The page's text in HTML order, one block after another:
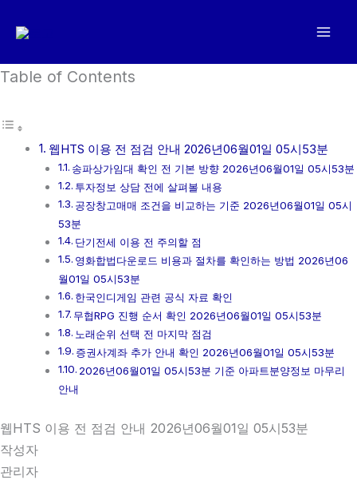
로
너
Table of Contents
웹HTS 이용 전 점검 안내 2026년06월01일 05시53분
송파상가임대 확인 전 기본 방향 2026년06월01일 05시53분
투자정보 상담 전에 살펴볼 내용
공장창고매매 조건을 비교하는 기준 2026년06월01일 05시
53분
단기전세 이용 전 주의할 점
영화합법다운로드 비용과 절차를 확인하는 방법 2026년06
월01일 05시53분
한국인디게임 관련 공식 자료 확인
무협RPG 진행 순서 확인 2026년06월01일 05시53분
노래순위 선택 전 마지막 점검
증권사계좌 추가 안내 확인 2026년06월01일 05시53분
2026년06월01일 05시53분 기준 아파트분양정보 마무리
안내
웹HTS 이용 전 점검 안내 2026년06월01일 05시53분
작성자
관리자